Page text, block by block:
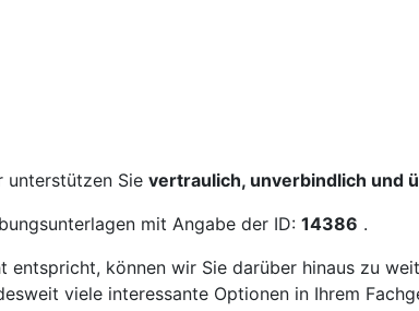
unterstützen Sie vertraulich, unverbindlich und
mit Angabe der ID: 14386 .
entspricht, können wir Sie darüber hinaus zu
viele interessante Optionen in Ihrem